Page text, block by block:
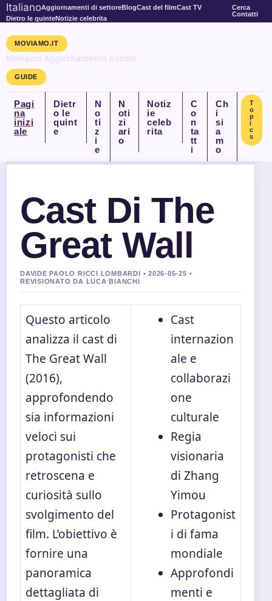
ItalianoAggiornamenti di settoreBlogCast del filmCast TV
Dietro le quinteNotizie celebrita
Cerca
Contatti
MOVIAMO.IT
Moviamo Aggiornamento notizie
GUIDE
Pagi
na
inizi
ale
Dietr
o le
quint
e
N
o
ti
z
i
e
N
oti
zi
ari
o
Notiz
ie
celeb
rita
C
o
n
ta
tt
i
Ch
i
si
a
m
o
T
o
p
i
c
s
Cast Di The
Great Wall
DAVIDE PAOLO RICCI LOMBARDI • 2026-05-25 •
REVISIONATO DA LUCA BIANCHI
Questo articolo
analizza il cast di
The Great Wall
(2016),
approfondendo
sia informazioni
veloci sui
protagonisti che
retroscena e
curiosità sullo
svolgimento del
film. L’obiettivo è
fornire una
panoramica
dettagliata di
Cast
internazion
ale e
collaborazi
one
culturale
Regia
visionaria
di Zhang
Yimou
Protagonist
i di fama
mondiale
Approfondi
menti e